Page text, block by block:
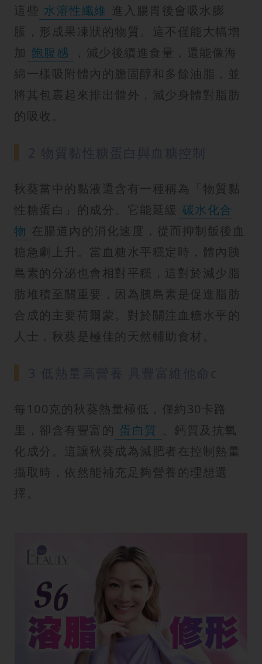
這些 水溶性纖維 進入腸胃後會吸水膨
脹，形成果凍狀的物質。這不僅能大幅增
加 飽腹感
，減少後續進食量，還能像海
綿一樣吸附體內的膽固醇和多餘油脂，並
將其包裹起來排出體外，減少身體對脂肪
的吸收。
秋葵當中的黏液還含有一種稱為「物質黏
性糖蛋白」的成分。它能延緩 碳水化合
物 在腸道內的消化速度，從而抑制飯後血
糖急劇上升。當血糖水平穩定時，體內胰
島素的分泌也會相對平穩，這對於減少脂
肪堆積至關重要，因為胰島素是促進脂肪
合成的主要荷爾蒙。對於關注血糖水平的
人士，秋葵是極佳的天然輔助食材。
每100克的秋葵熱量極低，僅約30卡路
里，卻含有豐富的 蛋白質
、鈣質及抗氧
化成分。這讓秋葵成為減肥者在控制熱量
攝取時，依然能補充足夠營養的理想選
擇。